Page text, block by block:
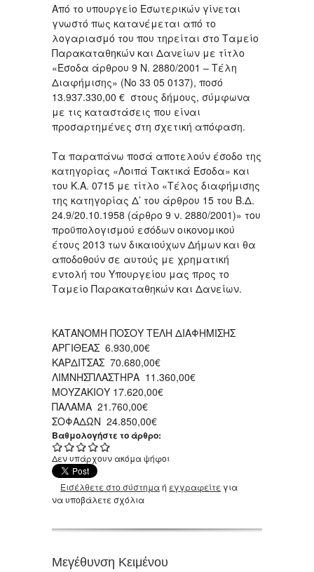
Από το υπουργείο Εσωτερικών γίνεται
γνωστό πως κατανέμεται από το
λογαριασμό του που τηρείται στο Ταμείο
Παρακαταθηκών και Δανείων με τίτλο
«Έσοδα άρθρου 9 Ν. 2880/2001 – Τέλη
Διαφήμισης» (Νο 33 05 0137), ποσό
13.937.330,00 € στους δήμους, σύμφωνα
με τις καταστάσεις που είναι
προσαρτημένες στη σχετική απόφαση.
Τα παραπάνω ποσά αποτελούν έσοδο της
κατηγορίας «Λοιπά Τακτικά Έσοδα» και
του Κ.Α. 0715 με τίτλο «Τέλος διαφήμισης
της κατηγορίας Δ’ του άρθρου 15 του Β.Δ.
24.9/20.10.1958 (άρθρο 9 ν. 2880/2001)» του
προϋπολογισμού εσόδων οικονομικού
έτους 2013 των δικαιούχων Δήμων και θα
αποδοθούν σε αυτούς με χρηματική
εντολή του Υπουργείου μας προς το
Ταμείο Παρακαταθηκών και Δανείων.
ΚΑΤΑΝΟΜΗ ΠΟΣΟΥ ΤΕΛΗ ΔΙΑΦΗΜΙΣΗΣ
ΑΡΓΙΘΕΑΣ 6.930,00€
ΚΑΡΔΙΤΣΑΣ 70.680,00€
ΛΙΜΝΗΣΠΛΑΣΤΗΡΑ 11.360,00€
ΜΟΥΖΑΚΙΟΥ 17.620,00€
ΠΑΛΑΜΑ 21.760,00€
ΣΟΦΑΔΩΝ 24.850,00€
Βαθμολογήστε το άρθρο:
Δεν υπάρχουν ακόμα ψήφοι
Εισέλθετε στο σύστημαή εγγραφείτε για
να υποβάλετε σχόλια
Μεγέθυνση Κειμένου